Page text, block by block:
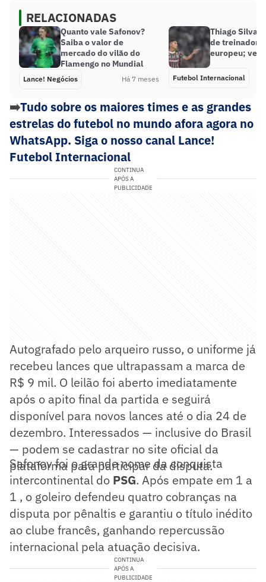
RELACIONADAS
Quanto vale Safonov?
Saiba o valor de
mercado do vilão do
Flamengo no Mundial
Lance! Negócios Há 7 meses
Thiago Silva
de treinador
europeu; veja
Futebol Internacional
➡️Tudo sobre os maiores times e as grandes
estrelas do futebol no mundo afora agora no
WhatsApp. Siga o nosso canal Lance!
Futebol Internacional
CONTINUA
APÓS A
PUBLICIDADE
Autografado pelo arqueiro russo, o uniforme já
recebeu lances que ultrapassam a marca de
R$ 9 mil. O leilão foi aberto imediatamente
após o apito final da partida e seguirá
disponível para novos lances até o dia 24 de
dezembro. Interessados — inclusive do Brasil
— podem se cadastrar no site oficial da
plataforma para participar da disputa.
Safonov foi o grande nome da conquista
intercontinental do PSG. Após empate em 1 a
1 , o goleiro defendeu quatro cobranças na
disputa por pênaltis e garantiu o título inédito
ao clube francês, ganhando repercussão
internacional pela atuação decisiva.
CONTINUA
APÓS A
PUBLICIDADE